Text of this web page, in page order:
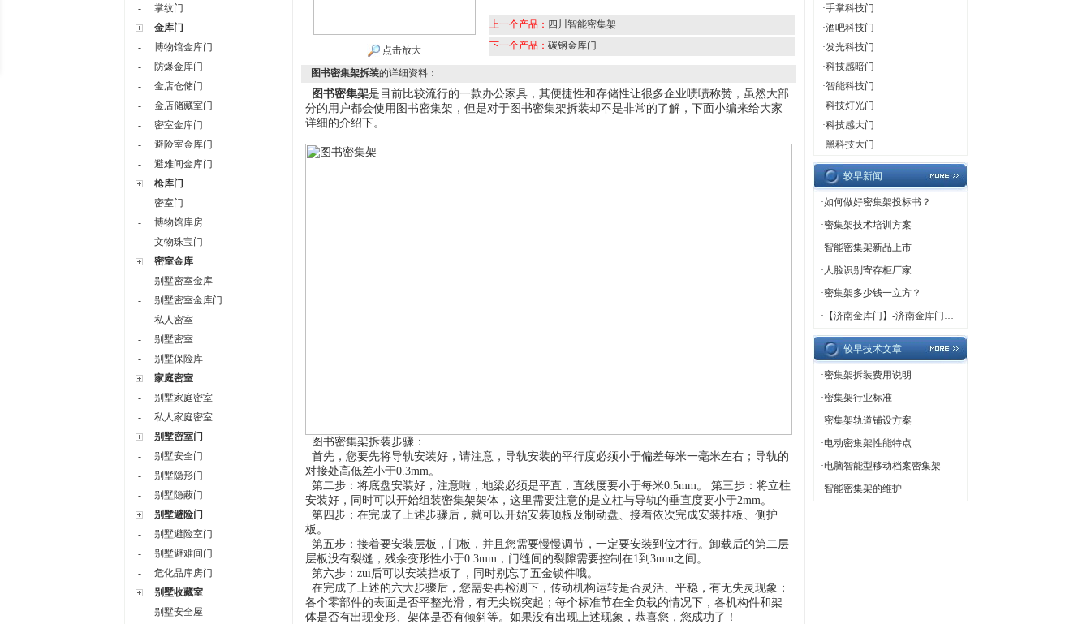
-
掌纹门
金库门
-
博物馆金库门
-
防爆金库门
-
金店仓储门
-
金店储藏室门
-
密室金库门
-
避险室金库门
-
避难间金库门
枪库门
-
密室门
-
博物馆库房
-
文物珠宝门
密室金库
-
别墅密室金库
-
别墅密室金库门
-
私人密室
-
别墅密室
-
别墅保险库
家庭密室
-
别墅家庭密室
-
私人家庭密室
别墅密室门
-
别墅安全门
-
别墅隐形门
-
别墅隐蔽门
别墅避险门
-
别墅避险室门
-
别墅避难间门
-
危化品库房门
别墅收藏室
-
别墅安全屋
点击放大
上一个产品： 四川智能密集架
下一个产品： 碳钢金库门
图书密集架拆装的详细资料：
图书密集架是目前比较流行的一款办公家具，其便捷性和存储性让很多企业啧啧称赞，虽然大部
分的用户都会使用图书密集架，但是对于图书密集架拆装却不是非常的了解，下面小编来给大家
详细的介绍下。
图书密集架拆装步骤：
首先，您要先将导轨安装好，请注意，导轨安装的平行度必须小于偏差每米一毫米左右；导轨的
对接处高低差小于0.3mm。
第二步：将底盘安装好，注意啦，地梁必须是平直，直线度要小于每米0.5mm。
第三步：将立柱
安装好，同时可以开始组装密集架架体，这里需要注意的是立柱与导轨的垂直度要小于2mm。
第四步：在完成了上述步骤后，就可以开始安装顶板及制动盘、接着依次完成安装挂板、侧护
板。
第五步：接着要安装层板，门板，并且您需要慢慢调节，一定要安装到位才行。卸载后的第二层
层板没有裂缝，残余变形性小于0.3mm，门缝间的裂隙需要控制在1到 3mm之间。
第六步：zui后可以安装挡板了，同时别忘了五金锁件哦。
在完成了上述的六大步骤后，您需要再检测下，传动机构运转是否灵活、平稳，有无失灵现象；
各个零部件的表面是否平整光滑，有无尖锐突起；每个标准节在全负载的情况下，各机构件和架
体是否有出现变形、架体是否有倾斜等。如果没有出现上述现象，恭喜您，您成功了！
·手掌科技门
·酒吧科技门
·发光科技门
·科技感暗门
·智能科技门
·科技灯光门
·科技感大门
·黑科技大门
较早新闻
·如何做好密集架投标书？
·密集架技术培训方案
·智能密集架新品上市
· 人脸识别寄存柜厂家
·密集架多少钱一立方？
· 【济南金库门】-济南金库门厂家,济南金库门定做
较早技术文章
·密集架拆装费用说明
·密集架行业标准
·密集架轨道铺设方案
·电动密集架性能特点
·电脑智能型移动档案密集架
·智能密集架的维护